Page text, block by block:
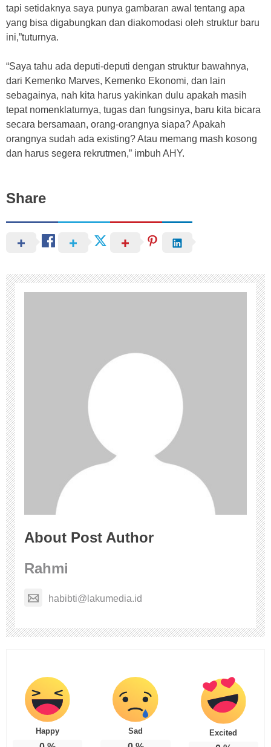
tapi setidaknya saya punya gambaran awal tentang apa
yang bisa digabungkan dan diakomodasi oleh struktur baru
ini,”tuturnya.
“Saya tahu ada deputi-deputi dengan struktur bawahnya,
dari Kemenko Marves, Kemenko Ekonomi, dan lain
sebagainya, nah kita harus yakinkan dulu apakah masih
tepat nomenklaturnya, tugas dan fungsinya, baru kita bicara
secara bersamaan, orang-orangnya siapa? Apakah
orangnya sudah ada existing? Atau memang mash kosong
dan harus segera rekrutmen,” imbuh AHY.
Share
About Post Author
Rahmi
habibti@lakumedia.id
Happy Sad Excited